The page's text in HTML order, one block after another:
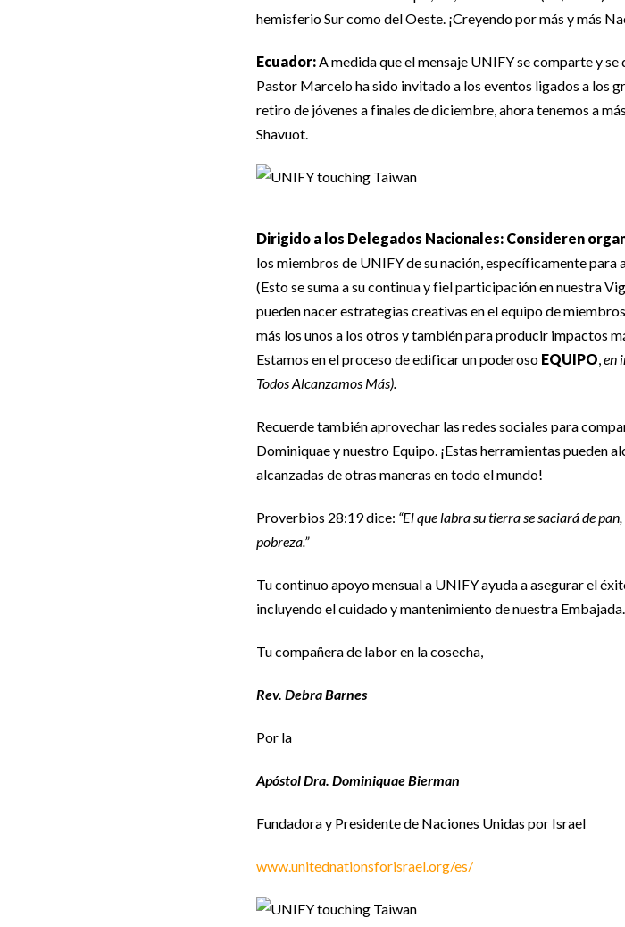
hemisferio Sur como del Oeste. ¡Creyendo por más y más
Ecuador: A medida que el mensaje UNIFY se comparte y
Pastor Marcelo ha sido invitado a los eventos ligados a los
retiro de jóvenes a finales de diciembre, ahora tenemos a
Shavuot.
Dirigido a los Delegados Nacionales: Consideren
los miembros de UNIFY de su nación, específicamente
(Esto se suma a su continua y fiel participación en nuestra
pueden nacer estrategias creativas en el equipo de
más los unos a los otros y también para producir impactos
Estamos en el proceso de edificar un poderoso EQUIPO en
Todos Alcanzamos Más).
Recuerde también aprovechar las redes sociales para
Dominiquae y nuestro Equipo. ¡Estas herramientas pueden
alcanzadas de otras maneras en todo el mundo!
Proverbios 28:19 dice: “El que labra su tierra se saciará de
pobreza.”
Tu continuo apoyo mensual a UNIFY ayuda a asegurar el
incluyendo el cuidado y mantenimiento de nuestra
Tu compañera de labor en la cosecha,
Rev. Debra Barnes
Por la
Apóstol Dra. Dominiquae Bierman
Fundadora y Presidente de Naciones Unidas por Israel
www.unitednationsforisrael.org/es/